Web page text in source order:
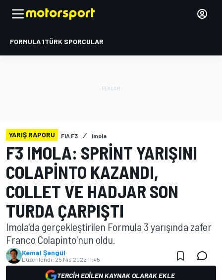
FORMULA 1TÜRK SPORCULAR
YARIŞ RAPORU FIA F3 Imola
F3 IMOLA: SPRINT YARIŞINI
COLAPINTO KAZANDI,
COLLET VE HADJAR SON
TURDA ÇARPIŞTI
Imola'da gerçekleştirilen Formula 3 yarışında zafer
Franco Colapinto'nun oldu.
Kemal Şengül
Düzenlendi: 25 Nis 2022 11:45
TERCIH EDILEN KAYNAK OLARAK EKLE